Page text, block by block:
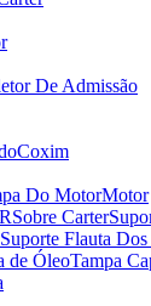
De Admissão
Coxim
Do MotorMotor
Sobre Carter
Suporte Flauta
de ÓleoTampa